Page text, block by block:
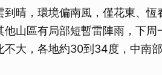
晴，環境偏南風，僅花東、恆
山區有局部短暫雷陣雨，下周
大，各地約30到34度，中南